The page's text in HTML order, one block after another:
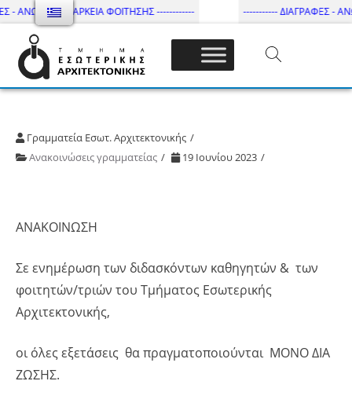
- ΑΝΩΤΑΤΗ ΔΙΑΡΚΕΙΑ ΦΟΙΤΗΣΗΣ ------------ ----------- ΔΙΑΓΡΑΦΕΣ -
Τμήμα Εσωτ. Αρχιτεκτονικής – ΔΙ.ΠΑ.Ε
Γραμματεία Εσωτ. Αρχιτεκτονικής
Ανακοινώσεις γραμματείας
19 Ιουνίου 2023
ΑΝΑΚΟΙΝΩΣΗ
Σε ενημέρωση των διδασκόντων καθηγητών & των
φοιτητών/τριών του Τμήματος Εσωτερικής
Αρχιτεκτονικής,
οι όλες εξετάσεις θα πραγματοποιούνται ΜΟΝΟ ΔΙΑ
ΖΩΣΗΣ.